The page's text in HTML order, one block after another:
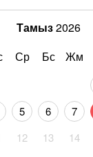
Тамыз2026
Ср Бс Жм
5 6 7
12 13 14